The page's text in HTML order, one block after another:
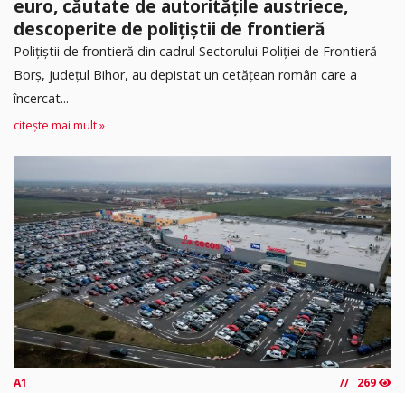
euro, căutate de autoritățile austriece,
descoperite de polițiștii de frontieră
Poliţiştii de frontieră din cadrul Sectorului Poliției de Frontieră
Borș, județul Bihor, au depistat un cetățean român care a
încercat...
citește mai mult »
A1 269